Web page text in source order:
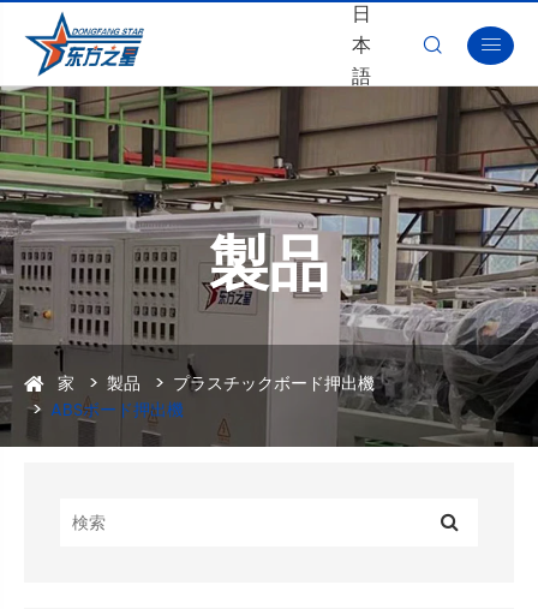
日
本
語
 
製品
家 製品
プラスチックボード押出機
ABSボード押出機